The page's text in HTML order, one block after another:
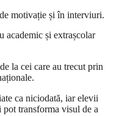
motivație și în interviuri.
academic și extrașcolar
de la cei care au trecut prin
ca niciodată, iar elevii
pot transforma visul de a